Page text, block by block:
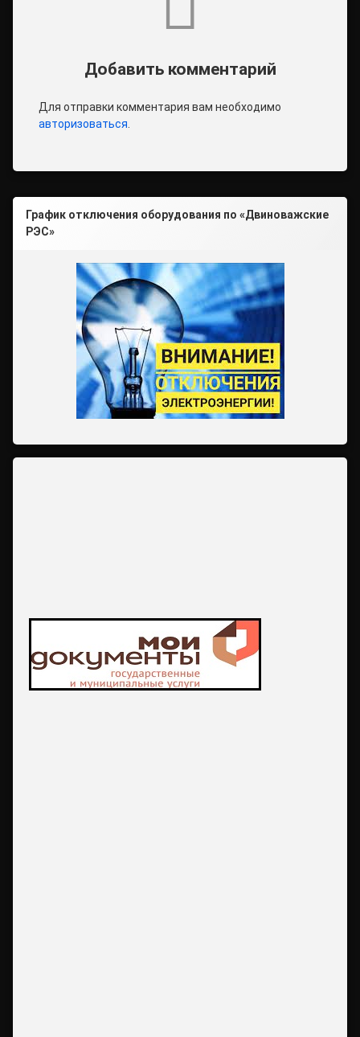
Добавить комментарий
Для отправки комментария вам необходимо
авторизоваться
График отключения оборудования по «Двиноважские
РЭС»